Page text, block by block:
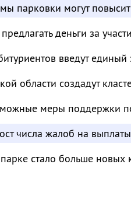
парковки могут
деньги за
введут
области создадут
меры поддержки
числа жалоб на
стало больше новых